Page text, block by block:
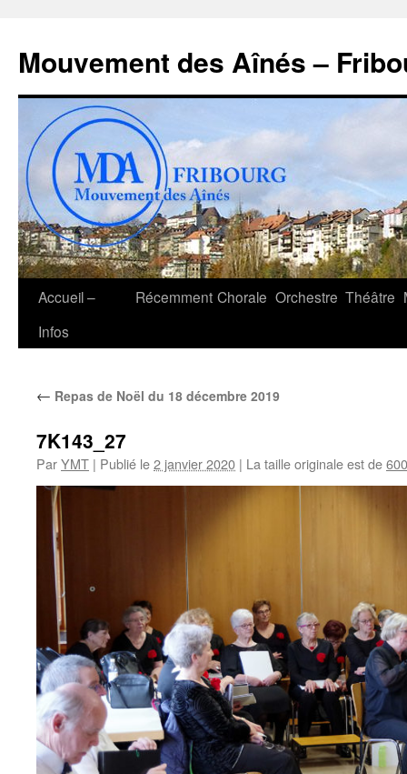
contenu
Mouvement des Aînés –
Accueil –
Infos
Récemment Chorale Orchestre Théâtre
← Repas de Noël du 18 décembre 2019
7K143_27
ParYMT | Publié le2 janvier 2020 | La taille originale est de